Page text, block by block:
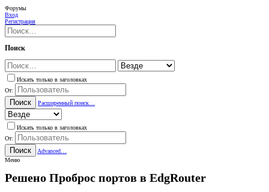
Форумы
Вход
Регистрация
Поиск
Искать только в заголовках
От:
Поиск Расширенный поиск…
Искать только в заголовках
От:
Поиск
Advanced…
Меню
Решено Проброс портов в EdgRouter